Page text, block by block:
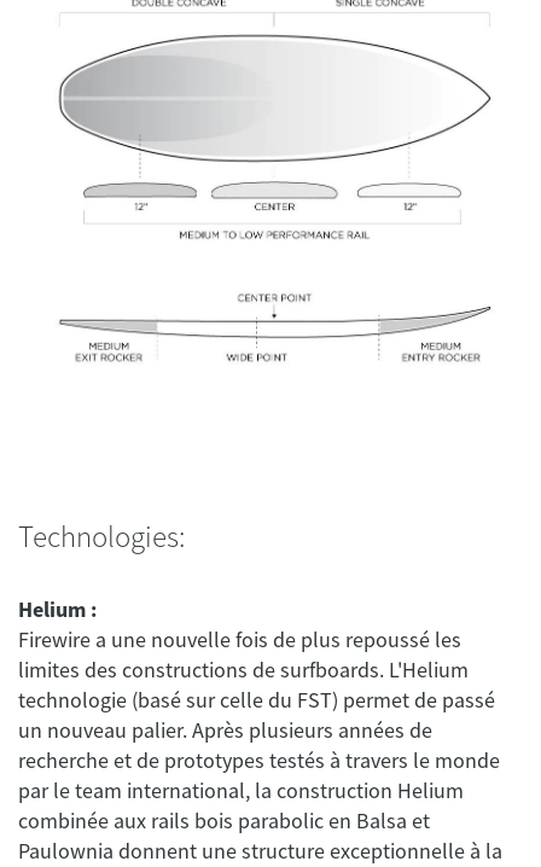
Technologies:
Helium :
Firewire a une nouvelle fois de plus repoussé les
limites des constructions de surfboards. L'Helium
technologie (basé sur celle du FST) permet de passé
un nouveau palier. Après plusieurs années de
recherche et de prototypes testés à travers le monde
par le team international, la construction Helium
combinée aux rails bois parabolic en Balsa et
Paulownia donnent une structure exceptionnelle à la